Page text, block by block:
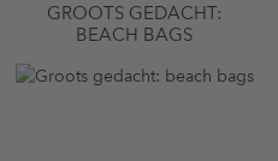
GROOTS GEDACHT:
BEACH BAGS